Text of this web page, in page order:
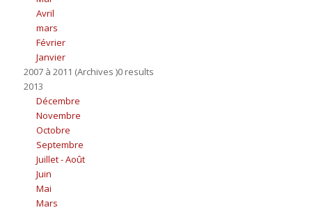
Avril
mars
Février
Janvier
2007 à 2011 (Archives )0 results
2013
Décembre
Novembre
Octobre
Septembre
Juillet - Août
Juin
Mai
Mars